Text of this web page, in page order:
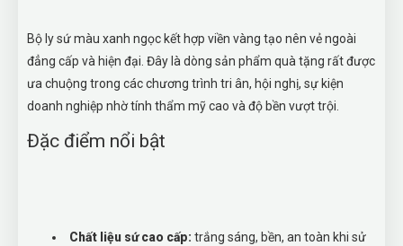
Bộ ly sứ màu xanh ngọc kết hợp viền vàng tạo nên vẻ ngoài
đẳng cấp và hiện đại. Đây là dòng sản phẩm quà tặng rất được
ưa chuộng trong các chương trình tri ân, hội nghị, sự kiện
doanh nghiệp nhờ tính thẩm mỹ cao và độ bền vượt trội.
Đặc điểm nổi bật
Chất liệu sứ cao cấp: trắng sáng, bền, an toàn khi sử